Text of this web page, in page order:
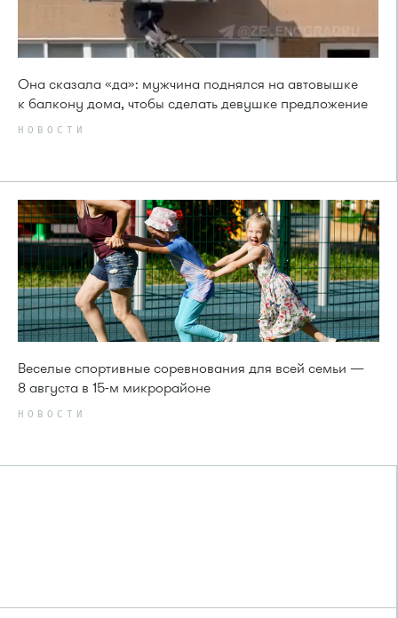
Она сказала «да»: мужчина поднялся на автовышке
к балкону дома, чтобы сделать девушке предложение
НОВОСТИ
Веселые спортивные соревнования для всей семьи —
8 августа в 15-м микрорайоне
НОВОСТИ